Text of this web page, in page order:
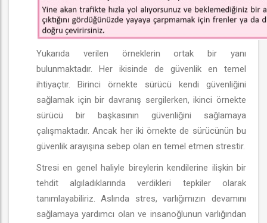
Yukarıda verilen örneklerin ortak bir yanı
bulunmaktadır. Her ikisinde de güvenlik en temel
ihtiyaçtır. Birinci örnekte sürücü kendi güvenliğini
sağlamak için bir davranış sergilerken, ikinci örnekte
sürücü bir başkasının güvenliğini sağlamaya
çalışmaktadır. Ancak her iki örnekte de sürücünün bu
güvenlik arayışına sebep olan en temel etmen strestir.
Stresi en genel haliyle bireylerin kendilerine ilişkin bir
tehdit algıladıklarında verdikleri tepkiler olarak
tanımlayabiliriz. Aslında stres, varlığımızın devamını
sağlamaya yardımcı olan ve insanoğlunun varlığından